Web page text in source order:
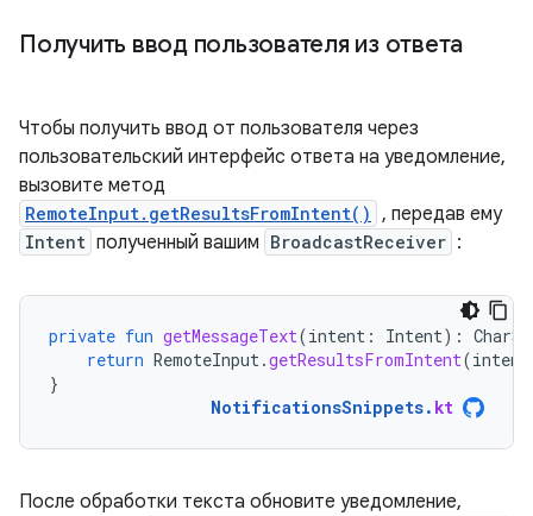
Получить ввод пользователя из ответа
Чтобы получить ввод от пользователя через
пользовательский интерфейс ответа на уведомление,
вызовите метод
RemoteInput.getResultsFromIntent() , передав ему
Intent полученный вашим BroadcastReceiver :
private fun getMessageText(intent : Intent):
return RemoteInput .getResultsFromIntent(intent
}
NotificationsSnippets. kt
После обработки текста обновите уведомление,